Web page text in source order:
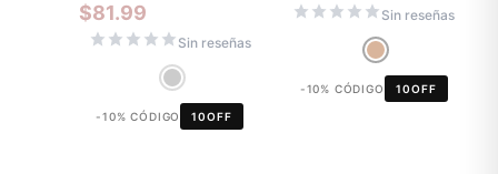
$81.99
Sin reseñas
-10% CÓDIGO 10OFF
Sin reseñas
-10% CÓDIGO 10OFF